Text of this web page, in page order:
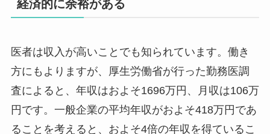
経済的に余裕がある
医者は収入が高いことでも知られています。働き
方にもよりますが、厚生労働省が行った勤務医調
査によると、年収はおよそ1696万円、月収は106万
円です。一般企業の平均年収がおよそ418万円であ
ることを考えると、およそ4倍の年収を得ているこ